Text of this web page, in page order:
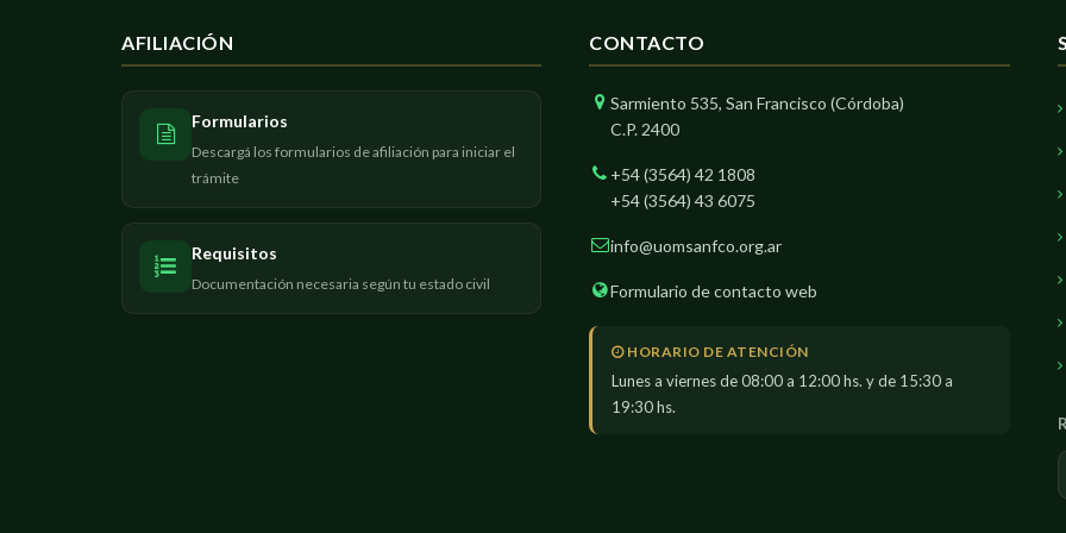
CABRERA VICTOR MANUEL
MENESTEROLO EMILIANO GUSTAVO
AFILIACIÓN
Formularios
Descargá los formularios de afiliación para iniciar el
trámite
Requisitos
Documentación necesaria según tu estado civil
CONTACTO
Sarmiento 535, San Francisco (Córdoba)
C.P. 2400
+54 (3564) 42 1808
+54 (3564) 43 6075
info@uomsanfco.org.ar
Formulario de contacto web
HORARIO DE ATENCIÓN
Lunes a viernes de 08:00 a 12:00 hs. y de 15:30 a
19:30 hs.